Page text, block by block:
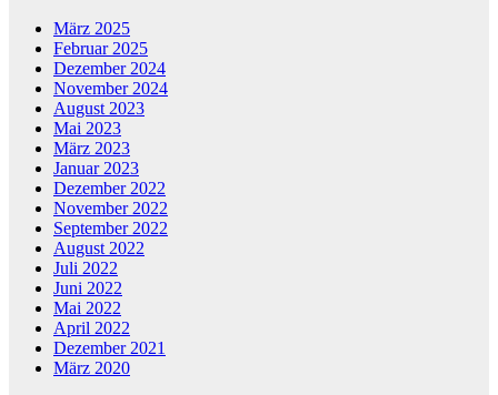
März 2025
Februar 2025
Dezember 2024
November 2024
August 2023
Mai 2023
März 2023
Januar 2023
Dezember 2022
November 2022
September 2022
August 2022
Juli 2022
Juni 2022
Mai 2022
April 2022
Dezember 2021
März 2020